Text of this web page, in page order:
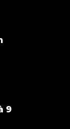
9